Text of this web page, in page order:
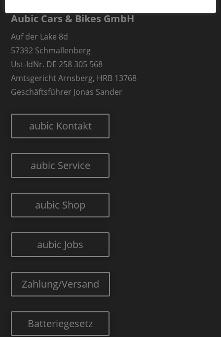
Aubic Cars & Bikes GmbH
Auf der Lake 8d
57392 Schmallenberg
Ust-IdNr. DE 258 305 568
Amtsgericht Arnsberg, HRB 13768
Geschäftsführer Jonas Sander
aubic Kontakt
aubic Service
aubic Shop
aubic Jobs
Zahlung/Versand
Batteriegesetz